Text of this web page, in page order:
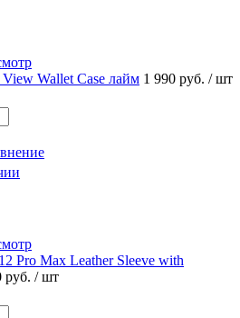
Wallet Case лайм 1 990 руб. / шт
Pro Max Leather Sleeve with
руб. / шт